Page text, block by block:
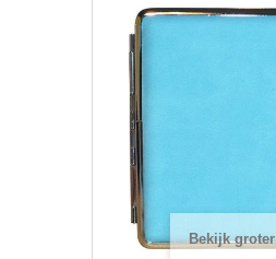
Bekijk groter